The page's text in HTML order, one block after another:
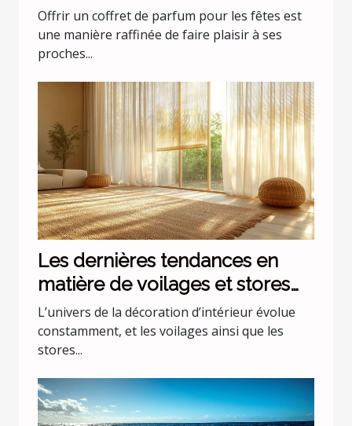
Offrir un coffret de parfum pour les fêtes est
une manière raffinée de faire plaisir à ses
proches...
Les dernières tendances en
matière de voilages et stores
pour intérieurs
L’univers de la décoration d’intérieur évolue
constamment, et les voilages ainsi que les
stores...